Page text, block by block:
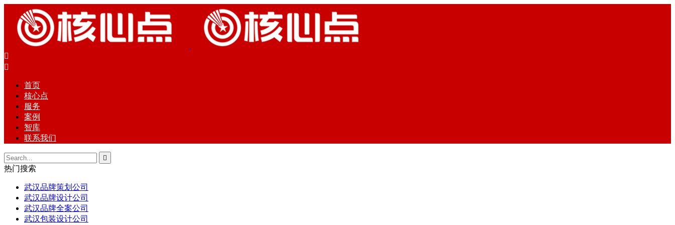


首页
核心点
服务
案例
智库
联系我们

热门搜索
武汉品牌策划公司
武汉品牌设计公司
武汉品牌全案公司
武汉包装设计公司